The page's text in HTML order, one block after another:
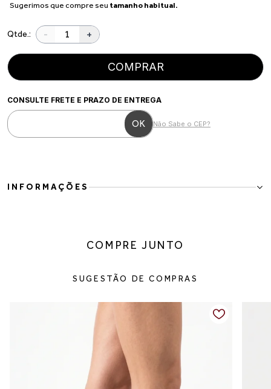
Sugerimos que compre seu tamanho habitual.
Qtde.: - +
COMPRAR
CONSULTE FRETE E PRAZO DE ENTREGA
Não Sabe o CEP?
INFORMAÇÕES
Com design minimalista e moderno, o modelo traz cano alto
e versatilidade para diferentes ocasiões.
combinações mais refinadas. O fechamento em zíper lateral facilita
o calce, enquanto o salto bloco proporciona mais estabilidade e
segurança ao caminhar.
Um modelo atemporal para usar com vestidos, saias, shorts ou
calças ajustadas durante toda a temporada de inverno.
Detalhes do produto:
Material externo: Camurça
COMPRE JUNTO
SUGESTÃO DE COMPRAS